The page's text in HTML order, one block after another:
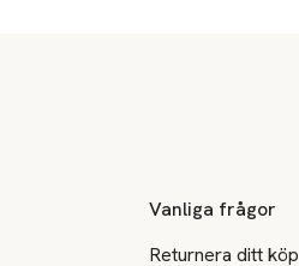
Vanliga frågor
Returnera ditt köp